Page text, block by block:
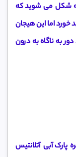
شکل می شوید که
اما این هیجان
به ناگاه به درون
آبی آتلانتیس